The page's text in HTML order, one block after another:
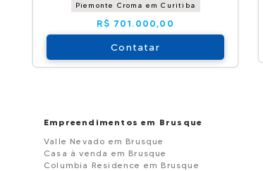
Piemonte Croma em Curitiba
R$ 701.000,00
Contatar
Empreendimentos em Brusque
Valle Nevado em Brusque
Casa à venda em Brusque
Columbia Residence em Brusque